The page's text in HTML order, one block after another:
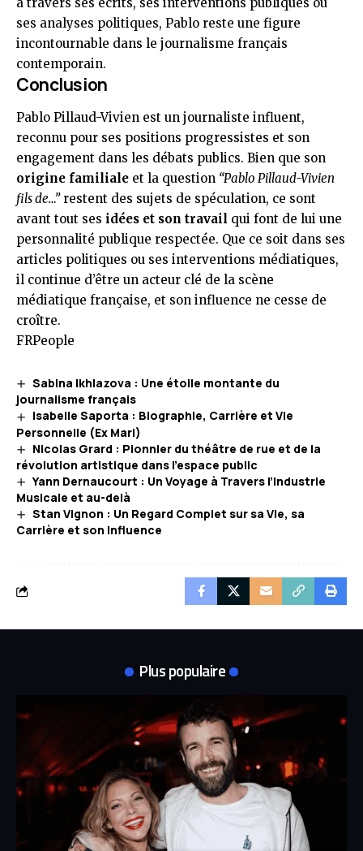
ses analyses politiques, Pablo reste une figure
incontournable dans le journalisme français
contemporain.
Conclusion
Pablo Pillaud-Vivien est un journaliste influent,
reconnu pour ses positions progressistes et son
engagement dans les débats publics. Bien que son
origine familiale et la question “Pablo Pillaud-Vivien
fils de…”restent des sujets de spéculation, ce sont
avant tout ses idées et son travail qui font de lui une
personnalité publique respectée. Que ce soit dans ses
articles politiques ou ses interventions médiatiques,
il continue d’être un acteur clé de la scène
médiatique française, et son influence ne cesse de
croître.
FRPeople
Sabina Ikhlazova : Une étoile montante du
journalisme français
Isabelle Saporta : Biographie, Carrière et Vie
Personnelle (Ex Mari)
Nicolas Grard : Pionnier du théâtre de rue et de la
révolution artistique dans l’espace public
Yann Dernaucourt : Un Voyage à Travers l’Industrie
Musicale et au-delà
Stan Vignon : Un Regard Complet sur sa Vie, sa
Carrière et son Influence
Plus populaire